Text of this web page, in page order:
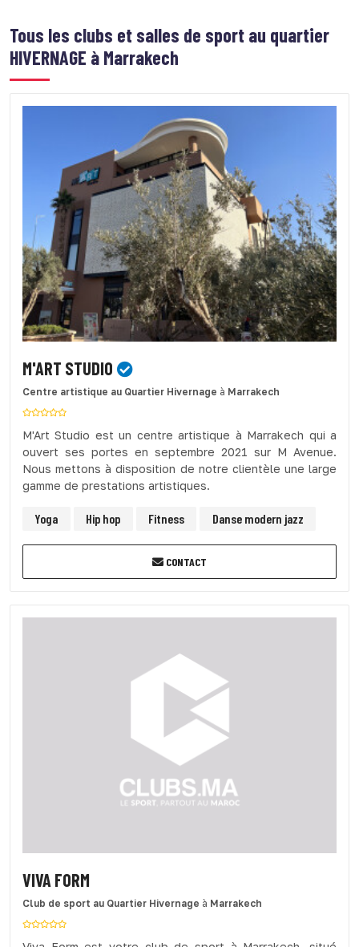
Tous les clubs et salles de sport au quartier
HIVERNAGE à Marrakech
M'ART STUDIO
Centre artistique au Quartier Hivernage à Marrakech
M'Art Studio est un centre artistique à Marrakech qui a
ouvert ses portes en septembre 2021 sur M Avenue.
Nous mettons à disposition de notre clientèle une large
gamme de prestations artistiques.
Yoga Hip hop Fitness Danse modern jazz
CONTACT
VIVA FORM
Club de sport au Quartier Hivernage à Marrakech